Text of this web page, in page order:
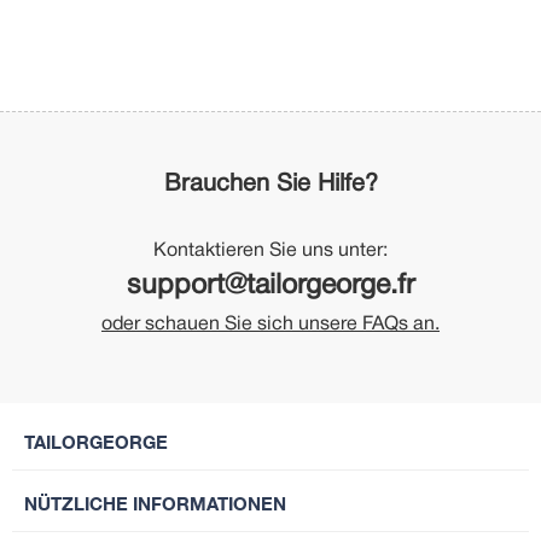
Brauchen Sie Hilfe?
Kontaktieren Sie uns unter:
support@tailorgeorge.fr
oder schauen Sie sich unsere FAQs an.
TAILORGEORGE
NÜTZLICHE INFORMATIONEN